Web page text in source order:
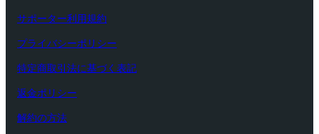
サポーター利用規約
プライバシーポリシー
特定商取引法に基づく表記
返金ポリシー
解約の方法